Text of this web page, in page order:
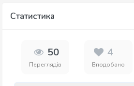
Статистика
50
Переглядів
4
Вподобано